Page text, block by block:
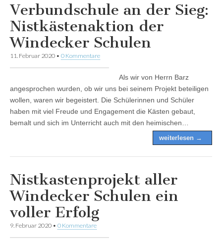
Verbundschule an der Sieg:
Nistkästenaktion der
Windecker Schulen
11. Februar 2020 • 0 Kommentare
Als wir von Herrn Barz
angesprochen wurden, ob wir uns bei seinem Projekt beteiligen
wollen, waren wir begeistert. Die Schülerinnen und Schüler
haben mit viel Freude und Engagement die Kästen gebaut,
bemalt und sich im Unterricht auch mit den heimischen…
weiterlesen →
Nistkastenprojekt aller
Windecker Schulen ein
voller Erfolg
9. Februar 2020 • 0 Kommentare